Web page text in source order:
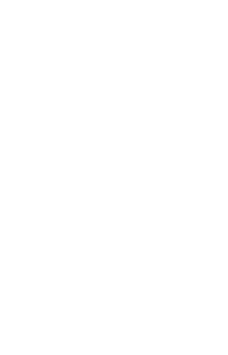
im Umgang